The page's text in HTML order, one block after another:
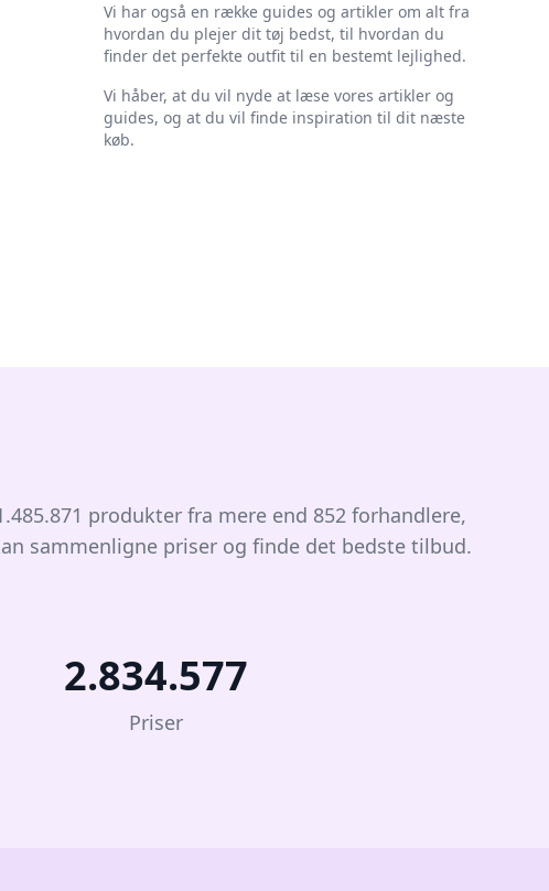
Vi har også en række guides og artikler om alt fra
hvordan du plejer dit tøj bedst, til hvordan du
finder det perfekte outfit til en bestemt lejlighed.
Vi håber, at du vil nyde at læse vores artikler og
guides, og at du vil finde inspiration til dit næste
køb.
produkter fra mere end 852 forhandlere,
sammenligne priser og finde det bedste tilbud.
2.834.577
Priser